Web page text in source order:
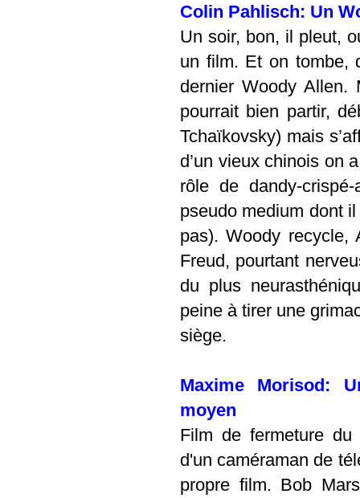
Colin Pahlisch: Un
Un soir, bon, il pleut,
un film. Et on tombe,
dernier Woody
pourrait bien partir,
Tchaïkovsky) mais
d’un vieux chinois on
rôle de dandy-
pseudo medium dont
pas). Woody recycle,
Freud, pourtant
du plus
peine à tirer une
siège.
Maxime Morisod:
moyen
Film de fermeture du
d'un caméraman de
propre film. Bob